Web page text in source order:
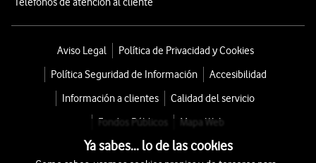
Aviso Legal
Política de Privacidad y Cookies
Política Seguridad de Información
Accesibilidad
Información a clientes
Calidad del servicio
Fondos Públicos
Mapa Web
Ya sabes... lo de las cookies